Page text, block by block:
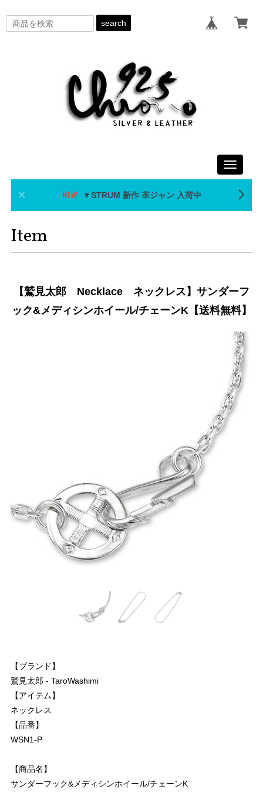
search
Toggle
▼STRUM 新作 革ジャン 入荷中
Item
【鷲見太郎 Necklace ネックレス】サンダーフ
ック&メディシンホイール/チェーンK【送料無料】
【ブランド】
鷲見太郎 - TaroWashimi
【アイテム】
ネックレス
【品番】
WSN1-P
【商品名】
サンダーフック&メディシンホイール/チェーンK